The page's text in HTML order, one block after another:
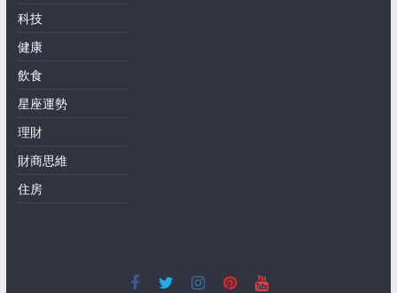
科技
健康
飲食
星座運勢
理財
財商思維
住房